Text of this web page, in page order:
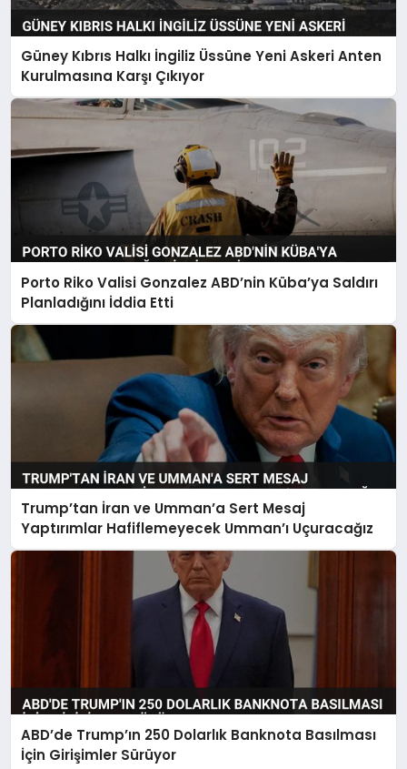
Güney Kıbrıs Halkı İngiliz Üssüne Yeni Askeri Anten
Kurulmasına Karşı Çıkıyor
Porto Riko Valisi Gonzalez ABD’nin Küba’ya Saldırı
Planladığını İddia Etti
Trump’tan İran ve Umman’a Sert Mesaj
Yaptırımlar Hafiflemeyecek Umman’ı Uçuracağız
ABD’de Trump’ın 250 Dolarlık Banknota Basılması
İçin Girişimler Sürüyor